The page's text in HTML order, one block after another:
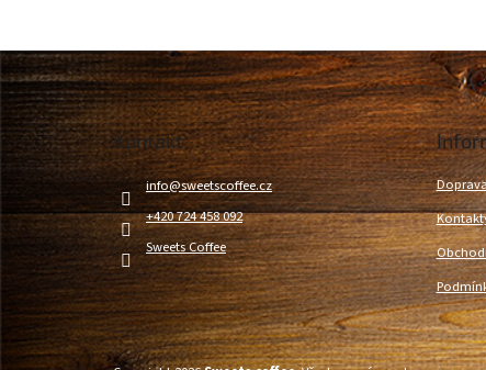
Z
á
a
t
Kontakt
info@sweetscoffee.cz
+420 724 458 092
Sweets Coffee